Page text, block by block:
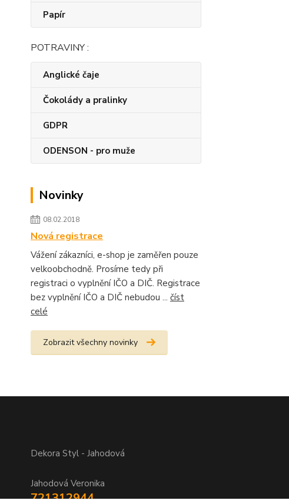
Papír
POTRAVINY :
Anglické čaje
Čokolády a pralinky
GDPR
ODENSON - pro muže
Novinky
08.02.2018
Nová registrace
Vážení zákazníci, e-shop je zaměřen pouze
velkoobchodně. Prosíme tedy při
registraci o vyplnění IČO a DIČ. Registrace
bez vyplnění IČO a DIČ nebudou ... číst
celé
Zobrazit všechny novinky
Dekora Styl - Jahodová
Jahodová Veronika
721312944